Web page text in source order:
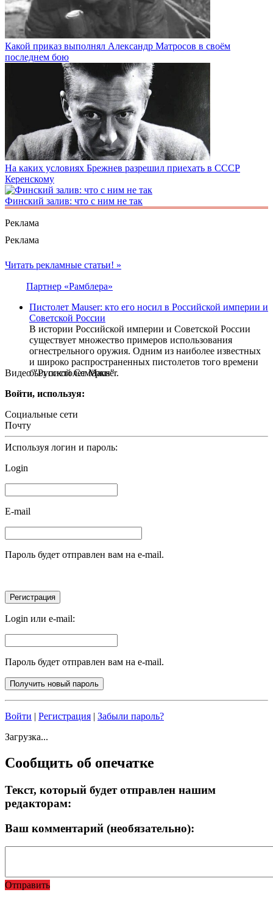
Какой приказ выполнял Александр Матросов в своём
последнем бою
На каких условиях Брежнев разрешил приехать в СССР
Керенскому
Финcкий зaлив: что с ним не так
Реклама
Реклама
Видео "Русской Семёрки"
Читать рекламные статьи! »
Партнер «Рамблера»
Пистолет Mauser: кто его носил в Российской империи и
Советской России
В истории Российской империи и Советской России
существует множество примеров использования
огнестрельного оружия. Одним из наиболее известных
и широко распространенных пистолетов того времени
был пистолет Mauser.
Войти, используя:
Социальные сети
Почту
Используя логин и пароль:
Login
E-mail
Пароль будет отправлен вам на e-mail.
Login или e-mail:
Пароль будет отправлен вам на e-mail.
Войти | Регистрация | Забыли пароль?
Загрузка...
Сообщить об опечатке
Текст, который будет отправлен нашим
редакторам:
Ваш комментарий (необязательно):
Отправить